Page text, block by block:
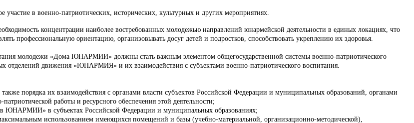
в военно-патриотических, исторических, культурных и других мероприятиях.
концентрации наиболее востребованных молодежью направлений юнармейской деятельности в единых локациях, что
профессиональную ориентацию, организовывать досуг детей и подростков, способствовать укреплению их здоровья.
молодежи «Дома ЮНАРМИИ» должны стать важным элементом общегосударственной системы военно-патриотического
отделений движения «ЮНАРМИЯ» и их взаимодействия с субъектами военно-патриотического воспитания.
порядка их взаимодействия с органами власти субъектов Российской Федерации и муниципальных образований, органами
работы и ресурсного обеспечения этой деятельности;
ЮНАРМИИ» в субъектах Российской Федерации и муниципальных образованиях;
использованием имеющихся помещений и базы (учебно-материальной, организационно-методической),